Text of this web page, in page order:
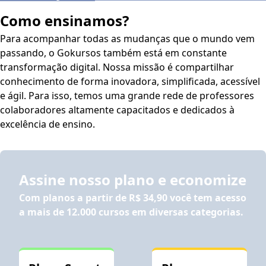
Como ensinamos?
Para acompanhar todas as mudanças que o mundo vem
passando, o Gokursos também está em constante
transformação digital. Nossa missão é compartilhar
conhecimento de forma inovadora, simplificada, acessível
e ágil. Para isso, temos uma grande rede de professores
colaboradores altamente capacitados e dedicados à
excelência de ensino.
Assine nosso plano e economize
Com planos a partir de R$ 34,90você tem acesso
a mais de 12.000 cursos em diversas categorias.